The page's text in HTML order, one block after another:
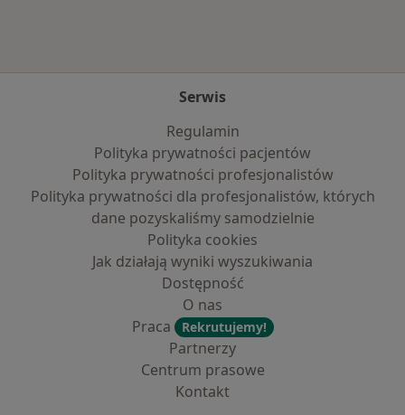
Serwis
Regulamin
Polityka prywatności pacjentów
Polityka prywatności profesjonalistów
Polityka prywatności dla profesjonalistów, których
dane pozyskaliśmy samodzielnie
Polityka cookies
Jak działają wyniki wyszukiwania
Dostępność
O nas
Praca
Rekrutujemy!
Partnerzy
Centrum prasowe
Kontakt